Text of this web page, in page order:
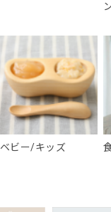
ベビー/キッズ